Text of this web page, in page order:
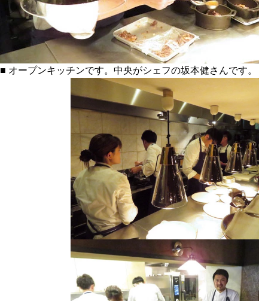
■ オープンキッチンです。中央がシェフの坂本健さんです。